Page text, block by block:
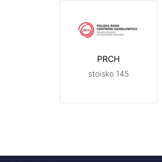
PRCH
stoisko 145